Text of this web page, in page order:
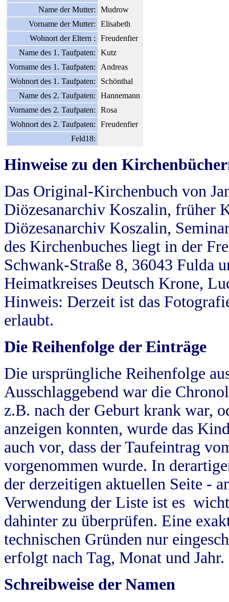
Name der Mutter:
Mudrow
Vorname der Mutter:
Elisabeth
Wohnort der Eltern :
Freudenfier
Name des 1. Taufpaten:
Kutz
Vorname des 1. Taufpaten:
Andreas
Wohnort des 1. Taufpaten:
Schönthal
Name des 2. Taufpaten:
Hannemann
Vorname des 2. Taufpaten:
Rosa
Wohnort des 2. Taufpaten:
Freudenfier
Feld18:
Hinweise zu den
Das Original-Kirchenbuch von
Diözesanarchiv Koszalin, früher
Diözesanarchiv Koszalin,
des Kirchenbuches liegt in der
Schwank-Straße 8, 36043 Fulda
Heimatkreises Deutsch Krone,
Hinweis: Derzeit ist das
erlaubt.
Die Reihenfolge der Einträge
Die ursprüngliche Reihenfolge
Ausschlaggebend war die
z.B. nach der Geburt krank war,
anzeigen konnten, wurde das
auch vor, dass der Taufeintrag
vorgenommen wurde. In
der derzeitigen aktuellen Seite -
Verwendung der Liste ist es
dahinter zu überprüfen. Eine
technischen Gründen nur
erfolgt nach Tag, Monat und Jahr.
Schreibweise der Namen